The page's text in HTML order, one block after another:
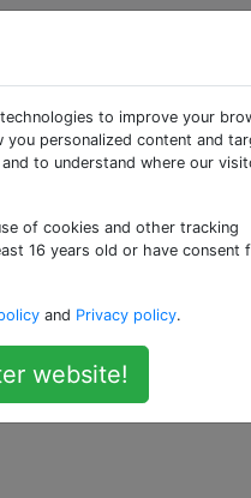
sfondo?
da un sito Web che ho
all'interno del
trovare l'immagine
riesco più a trovarla
to improve your
personalized content and
to understand where our
of cookies and other tracking
16 years old or have consent
and Privacy policy.
website!